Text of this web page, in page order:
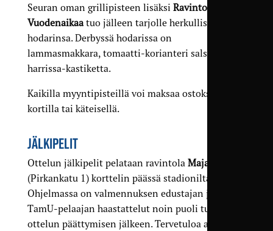
Seuran oman grillipisteen lisäksi Ravintola 4
Vuodenaikaatuo jälleen tarjolle herkulliset
hodarinsa. Derbyssä hodarissa on
lammasmakkara, tomaatti-korianteri salsa ja
harrissa-kastiketta.
Kaikilla myyntipisteillä voi maksaa ostoksensa
kortilla tai käteisellä.
JÄLKIPELIT
Ottelun jälkipelit pelataan ravintola Maja/Talossa
(Pirkankatu 1) korttelin päässä stadionilta.
Ohjelmassa on valmennuksen edustajan ja
TamU-pelaajan haastattelut noin puoli tuntia
ottelun päättymisen jälkeen. Tervetuloa aftereille!